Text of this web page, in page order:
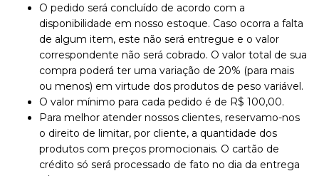
O pedido será concluído de acordo com a
disponibilidade em nosso estoque. Caso ocorra a falta
de algum item, este não será entregue e o valor
correspondente não será cobrado. O valor total de sua
compra poderá ter uma variação de 20% (para mais
ou menos) em virtude dos produtos de peso variável.
O valor mínimo para cada pedido é de R$ 100,00.
Para melhor atender nossos clientes, reservamo-nos
o direito de limitar, por cliente, a quantidade dos
produtos com preços promocionais. O cartão de
crédito só será processado de fato no dia da entrega